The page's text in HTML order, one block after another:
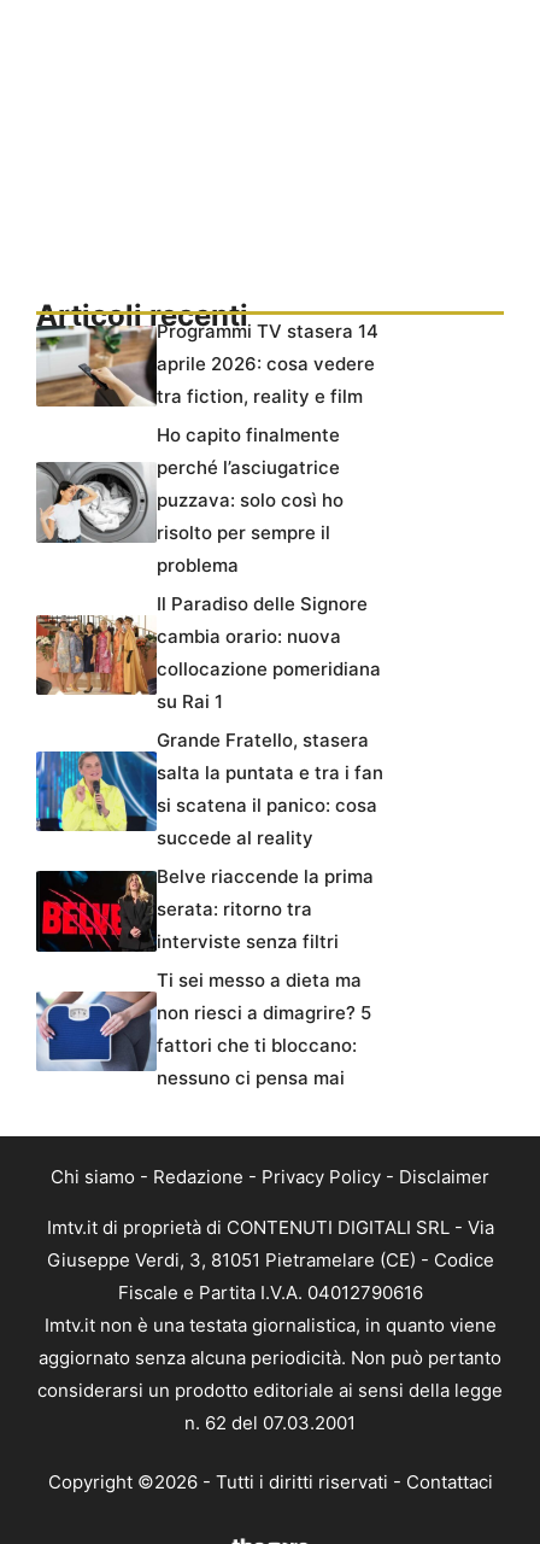
Articoli recentiProgrammi TV stasera 14
aprile 2026: cosa vedere
tra fiction, reality e film
Ho capito finalmente
perché l’asciugatrice
puzzava: solo così ho
risolto per sempre il
problema
Il Paradiso delle Signore
cambia orario: nuova
collocazione pomeridiana
su Rai 1
Grande Fratello, stasera
salta la puntata e tra i fan
si scatena il panico: cosa
succede al reality
Belve riaccende la prima
serata: ritorno tra
interviste senza filtri
Ti sei messo a dieta ma
non riesci a dimagrire? 5
fattori che ti bloccano:
nessuno ci pensa mai
Chi siamo - Redazione - Privacy Policy - Disclaimer
Imtv.it di proprietà di CONTENUTI DIGITALI SRL - Via
Giuseppe Verdi, 3, 81051 Pietramelare (CE) - Codice
Fiscale e Partita I.V.A. 04012790616
Imtv.it non è una testata giornalistica, in quanto viene
aggiornato senza alcuna periodicità. Non può pertanto
considerarsi un prodotto editoriale ai sensi della legge
n. 62 del 07.03.2001
Copyright ©2026 - Tutti i diritti riservati - Contattaci